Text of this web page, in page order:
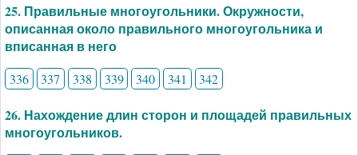
25. Правильные многоугольники. Окружности,
описанная около правильного многоугольника и
вписанная в него
336 337 338 339 340 341 342
26. Нахождение длин сторон и площадей правильных
многоугольников.